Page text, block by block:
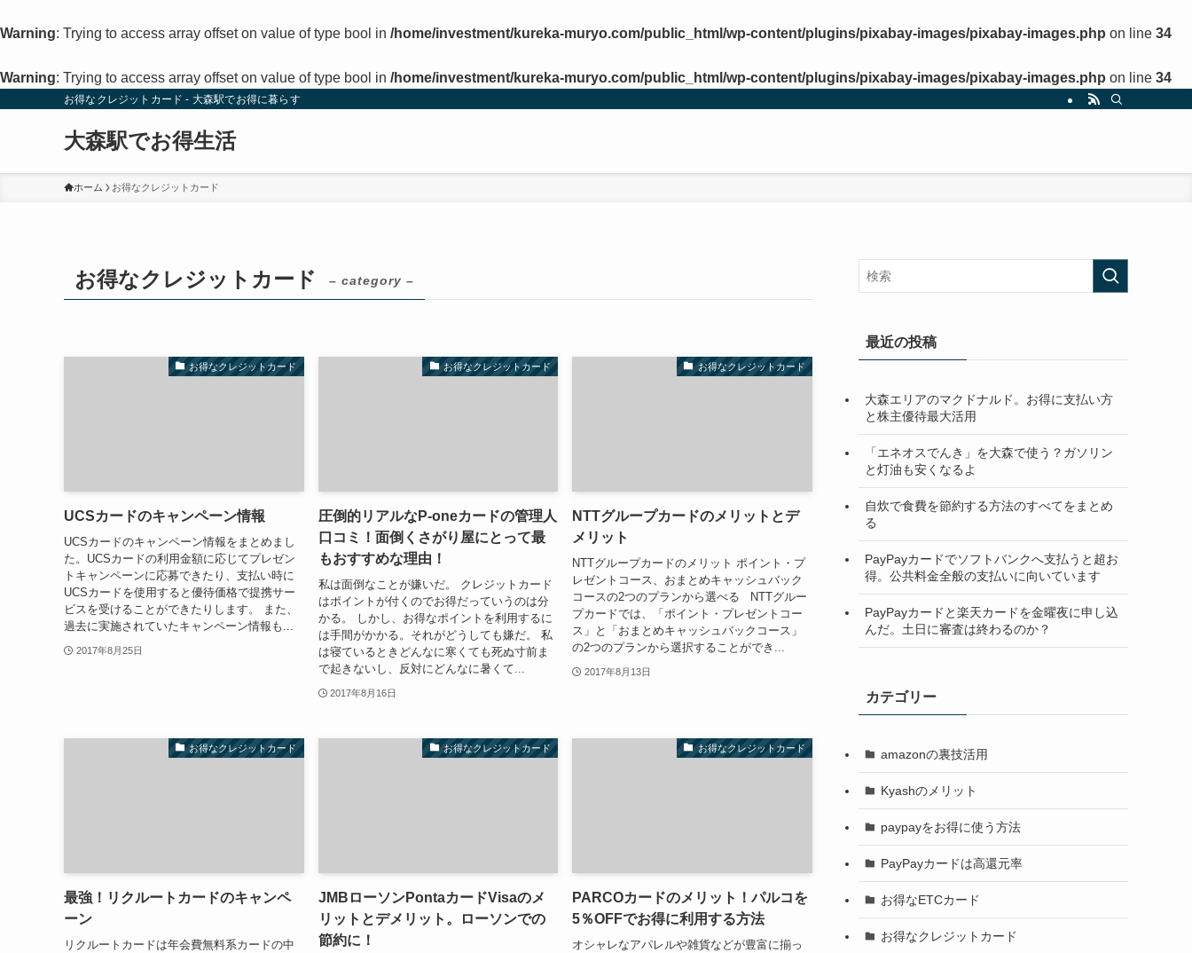
Warning: Trying to access array offset on value of type bool in /home/investment/kureka-muryo.com/public_html/wp-content/plugins/pixabay-images/pixabay-images.php on line 34
Warning: Trying to access array offset on value of type bool in /home/investment/kureka-muryo.com/public_html/wp-content/plugins/pixabay-images/pixabay-images.php on line 34
お得なクレジットカード - 大森駅でお得に暮らす
大森駅でお得生活
ホーム お得なクレジットカード
お得なクレジットカード – category –
お得なクレジットカード
UCSカードのキャンペーン情報
UCSカードのキャンペーン情報をまとめまし
た。UCSカードの利用金額に応じてプレゼン
トキャンペーンに応募できたり、支払い時に
UCSカードを使用すると優待価格で提携サー
ビスを受けることができたりします。 また、
過去に実施されていたキャンペーン情報も...
2017年8月25日
お得なクレジットカード
圧倒的リアルなP-oneカードの管理人
口コミ！面倒くさがり屋にとって最
もおすすめな理由！
私は面倒なことが嫌いだ。 クレジットカード
はポイントが付くのでお得だっていうのは分
かる。 しかし、お得なポイントを利用するに
は手間がかかる。それがどうしても嫌だ。 私
は寝ているときどんなに寒くても死ぬ寸前ま
で起きないし、反対にどんなに暑くて...
2017年8月16日
お得なクレジットカード
NTTグループカードのメリットとデ
メリット
NTTグループカードのメリット ポイント・プ
レゼントコース、おまとめキャッシュバック
コースの2つのプランから選べる NTTグルー
プカードでは、「ポイント・プレゼントコー
ス」と「おまとめキャッシュバックコース」
の2つのプランから選択することができ...
2017年8月13日
お得なクレジットカード
最強！リクルートカードのキャンペ
ーン
リクルートカードは年会費無料系カードの中
お得なクレジットカード
JMBローソンPontaカードVisaのメ
リットとデメリット。ローソンでの
節約に！
お得なクレジットカード
PARCOカードのメリット！パルコを
5％OFFでお得に利用する方法
オシャレなアパレルや雑貨などが豊富に揃っ
最近の投稿
大森エリアのマクドナルド。お得に支払い方
と株主優待最大活用
「エネオスでんき」を大森で使う？ガソリン
と灯油も安くなるよ
自炊で食費を節約する方法のすべてをまとめ
る
PayPayカードでソフトバンクへ支払うと超お
得。公共料金全般の支払いに向いています
PayPayカードと楽天カードを金曜夜に申し込
んだ。土日に審査は終わるのか？
カテゴリー
amazonの裏技活用
Kyashのメリット
paypayをお得に使う方法
PayPayカードは高還元率
お得なETCカード
お得なクレジットカード